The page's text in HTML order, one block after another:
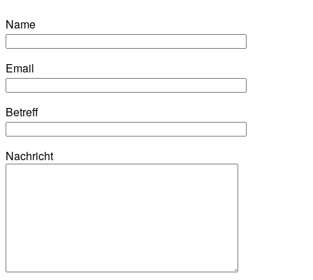
Name
Email
Betreff
Nachricht